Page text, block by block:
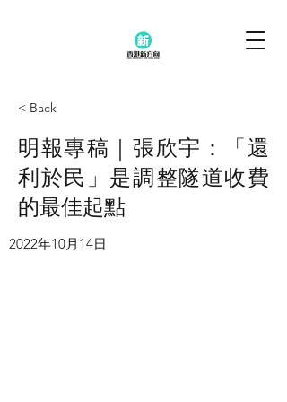
< Back
明報專稿｜張欣宇：「還
利於民」是調整隧道收費
的最佳起點
2022年10月14日